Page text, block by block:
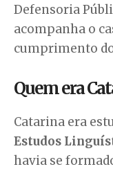
Defensoria
acompanha o
cumprimento
Quem era
Catarina era
Estudos
havia se